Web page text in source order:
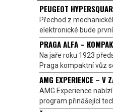
PEUGEOT
Přechod z
elektronické bude
PRAGA ALFA –
Na jaře roku 1923
Praga kompaktní vůz
AMG EXPERIENCE – V
AMG Experience
program přinášející